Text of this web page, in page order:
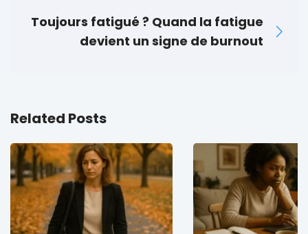
Toujours fatigué ? Quand la fatigue
devient un signe de burnout
Related Posts